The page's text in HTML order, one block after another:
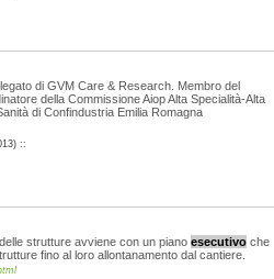
di GVM Care & Research. Membro del
della Commissione Aiop Alta Specialità-Alta
di Confindustria Emilia Romagna
::
strutture avviene con un piano esecutivo che
fino al loro allontanamento dal cantiere.